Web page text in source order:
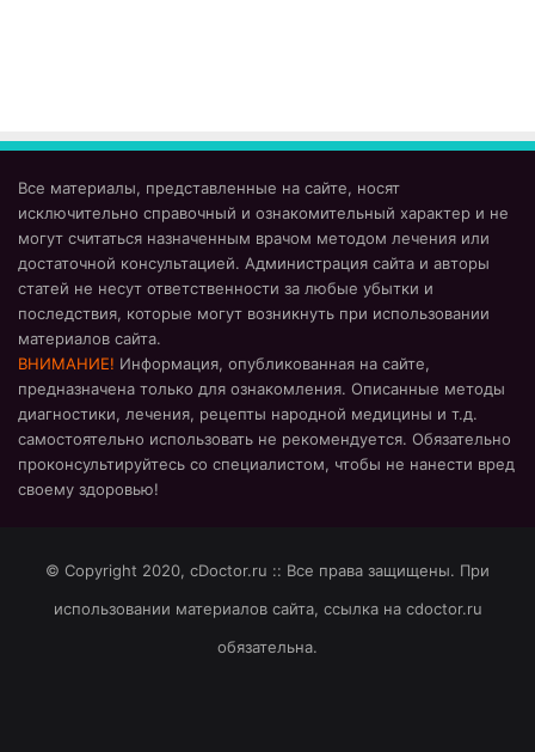
Все материалы, представленные на сайте, носят
исключительно справочный и ознакомительный характер и не
могут считаться назначенным врачом методом лечения или
достаточной консультацией. Администрация сайта и авторы
статей не несут ответственности за любые убытки и
последствия, которые могут возникнуть при использовании
материалов сайта.
ВНИМАНИЕ! Информация, опубликованная на сайте,
предназначена только для ознакомления. Описанные методы
диагностики, лечения, рецепты народной медицины и т.д.
самостоятельно использовать не рекомендуется. Обязательно
проконсультируйтесь со специалистом, чтобы не нанести вред
своему здоровью!
© Copyright 2020, cDoctor.ru :: Все права защищены. При
использовании материалов сайта, ссылка на cdoctor.ru
обязательна.